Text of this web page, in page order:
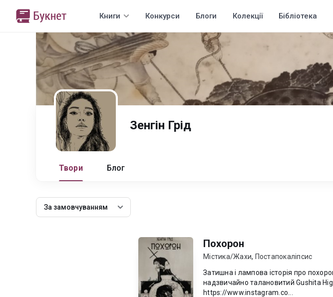
Книги Конкурси Блоги Колекції Бібліотека
Зенгін Грід
Твори Блог
За замовчуванням
Похорон
Містика/Жахи, Постапокаліпсис
Затишна і лампова історія про похорон =)
надзвичайно талановитий Gushita Higashikata Запрошую до
https://www.instagram.co...